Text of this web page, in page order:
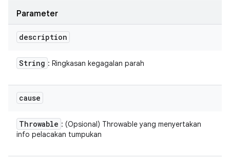
Parameter
description
String : Ringkasan kegagalan parah
cause
Throwable : (Opsional) Throwable yang menyertakan
info pelacakan tumpukan